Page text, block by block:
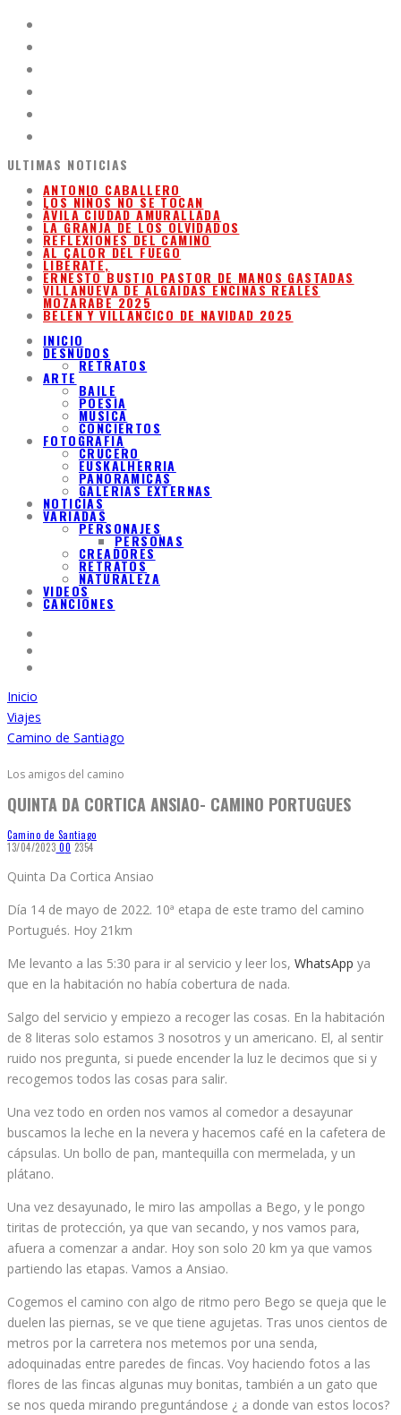
ULTIMAS NOTICIAS
ANTONIO CABALLERO
LOS NIÑOS NO SE TOCAN
ÁVILA CIUDAD AMURALLADA
LA GRANJA DE LOS OLVIDADOS
REFLEXIONES DEL CAMINO
AL CALOR DEL FUEGO
LIBÉRATE,
ERNESTO BUSTIO PASTOR DE MANOS GASTADAS
VILLANUEVA DE ALGAIDAS ENCINAS REALES
MOZARABE 2025
BELEN Y VILLANCICO DE NAVIDAD 2025
INICIO
DESNUDOS
RETRATOS
ARTE
BAILE
POESIA
MUSICA
CONCIERTOS
FOTOGRAFIA
CRUCERO
EUSKALHERRIA
PANORAMICAS
GALERIAS EXTERNAS
NOTICIAS
VARIADAS
PERSONAJES
PERSONAS
CREADORES
RETRATOS
NATURALEZA
VIDEOS
CANCIONES
Inicio
Viajes
Camino de Santiago
Los amigos del camino
QUINTA DA CORTICA ANSIAO- CAMINO PORTUGUES
Camino de Santiago
13/04/2023 00 2354
Quinta Da Cortica Ansiao
Día 14 de mayo de 2022. 10ª etapa de este tramo del camino
Portugués. Hoy 21km
Me levanto a las 5:30 para ir al servicio y leer los, WhatsApp ya
que en la habitación no había cobertura de nada.
Salgo del servicio y empiezo a recoger las cosas. En la habitación
de 8 literas solo estamos 3 nosotros y un americano. El, al sentir
ruido nos pregunta, si puede encender la luz le decimos que si y
recogemos todos las cosas para salir.
Una vez todo en orden nos vamos al comedor a desayunar
buscamos la leche en la nevera y hacemos café en la cafetera de
cápsulas. Un bollo de pan, mantequilla con mermelada, y un
plátano.
Una vez desayunado, le miro las ampollas a Bego, y le pongo
tiritas de protección, ya que van secando, y nos vamos para,
afuera a comenzar a andar. Hoy son solo 20 km ya que vamos
partiendo las etapas. Vamos a Ansiao.
Cogemos el camino con algo de ritmo pero Bego se queja que le
duelen las piernas, se ve que tiene agujetas. Tras unos cientos de
metros por la carretera nos metemos por una senda,
adoquinadas entre paredes de fincas. Voy haciendo fotos a las
flores de las fincas algunas muy bonitas, también a un gato que
se nos queda mirando preguntándose ¿ a donde van estos locos?